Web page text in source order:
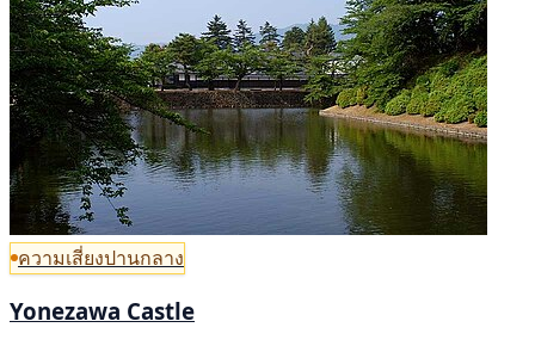
ความเสี่ยงปานกลาง
Yonezawa Castle